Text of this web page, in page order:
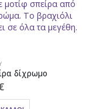
δίχρωμο
Η
τιμή